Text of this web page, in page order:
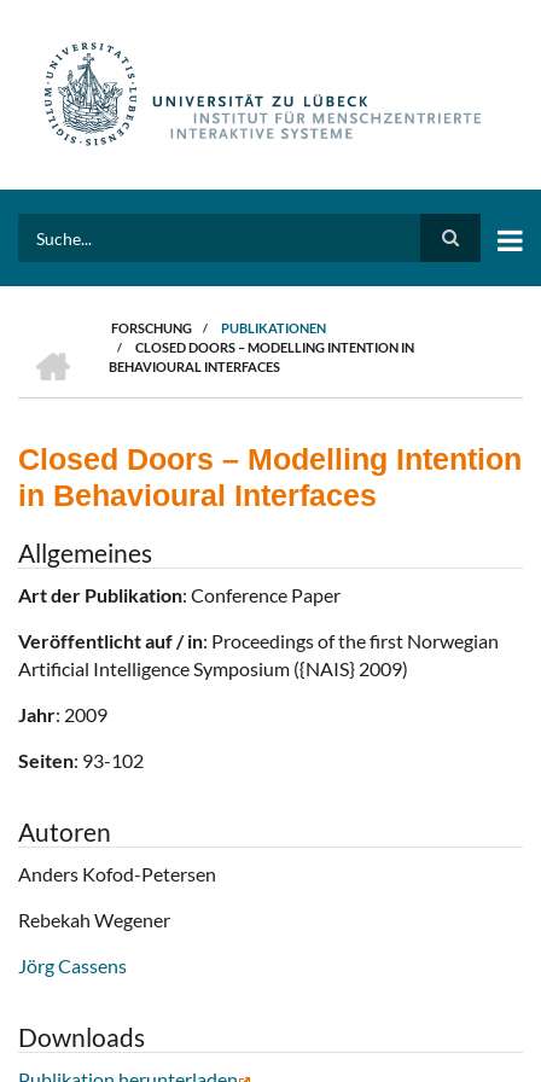
PFADNAVIGATION
FORSCHUNG / PUBLIKATIONEN
/
CLOSED DOORS – MODELLING INTENTION IN
BEHAVIOURAL INTERFACES
Closed Doors – Modelling Intention
in Behavioural Interfaces
Allgemeines
Art der Publikation: Conference Paper
Veröffentlicht auf / in: Proceedings of the first Norwegian
Artificial Intelligence Symposium ({NAIS} 2009)
Jahr: 2009
Seiten: 93-102
Autoren
Anders Kofod-Petersen
Rebekah Wegener
Jörg Cassens
Downloads